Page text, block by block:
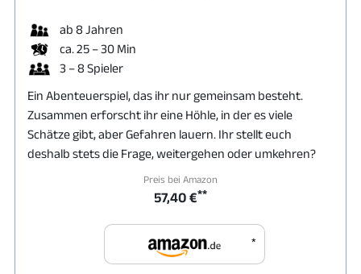
ab 8 Jahren
ca. 25 – 30 Min
3 – 8 Spieler
Ein Abenteuerspiel, das ihr nur gemeinsam besteht.
Zusammen erforscht ihr eine Höhle, in der es viele
Schätze gibt, aber Gefahren lauern. Ihr stellt euch
deshalb stets die Frage, weitergehen oder umkehren?
Preis bei Amazon
57,40 €**
*